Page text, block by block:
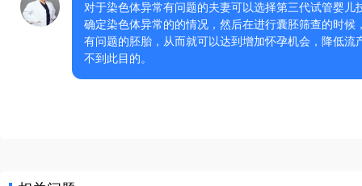
对于染色体异常有问题的夫妻可以选择第三代试管婴
确定染色体异常的的情况，然后在进行囊胚筛查的时
有问题的胚胎，从而就可以达到增加怀孕机会，降低
不到此目的。